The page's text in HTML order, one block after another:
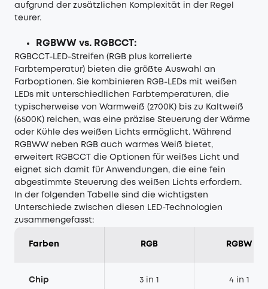
aufgrund der zusätzlichen Komplexität in der Regel
teurer.
RGBWW vs. RGBCCT:
RGBCCT-LED-Streifen (RGB plus korrelierte
Farbtemperatur) bieten die größte Auswahl an
Farboptionen. Sie kombinieren RGB-LEDs mit weißen
LEDs mit unterschiedlichen Farbtemperaturen, die
typischerweise von Warmweiß (2700K) bis zu Kaltweiß
(6500K) reichen, was eine präzise Steuerung der Wärme
oder Kühle des weißen Lichts ermöglicht. Während
RGBWW neben RGB auch warmes Weiß bietet,
erweitert RGBCCT die Optionen für weißes Licht und
eignet sich damit für Anwendungen, die eine fein
abgestimmte Steuerung des weißen Lichts erfordern.
In der folgenden Tabelle sind die wichtigsten
Unterschiede zwischen diesen LED-Technologien
zusammengefasst:
Farben RGB RGBW
Chip 3 in 1 4 in 1